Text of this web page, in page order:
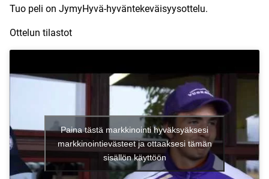
Tuo peli on JymyHyvä-hyväntekeväisyysottelu.
Ottelun tilastot
Paina tästä markkinointi hyväksyäksesi
markkinointievästeet ja ottaaksesi tämän
sisällön käyttöön